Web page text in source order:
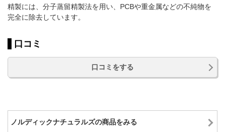
精製には、分子蒸留精製法を用い、PCBや重金属などの不純物を
完全に除去しています。
口コミ
口コミをする
ノルディックナチュラルズの商品をみる